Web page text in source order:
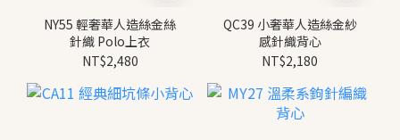
NY55 輕奢華人造絲金絲
針織 Polo上衣
NT$2,480
QC39 小奢華人造絲金紗
感針織背心
NT$2,180